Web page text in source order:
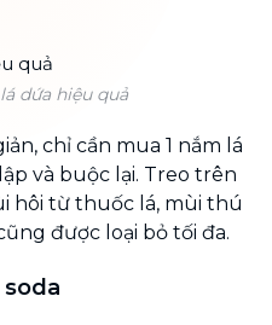
dứa hiệu quả
chỉ cần mua 1 nắm lá
và buộc lại. Treo trên
hôi từ thuốc lá, mùi thú
được loại bỏ tối đa.